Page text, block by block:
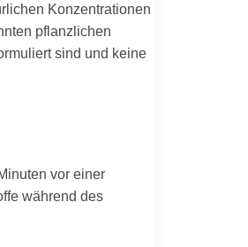
Konzentrationen
pflanzlichen
sind und keine
vor einer
während des